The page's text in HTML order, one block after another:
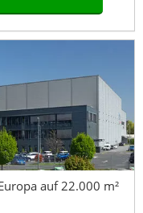
auf 22.000 m²